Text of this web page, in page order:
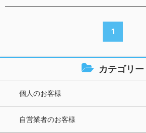
1
カテゴリー
個人のお客様
自営業者のお客様